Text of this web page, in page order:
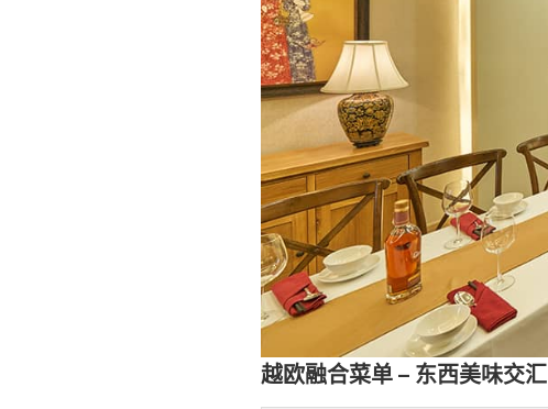
越欧融合菜单 – 东西美味交汇